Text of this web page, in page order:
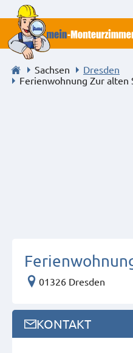
Sachsen
Dresden
Ferienwohnung Zur alten
01326 Dresden
KONTAKT